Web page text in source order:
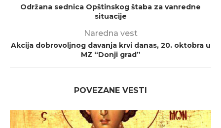
Održana sednica Opštinskog štaba za vanredne
situacije
Naredna vest
Akcija dobrovoljnog davanja krvi danas, 20. oktobra u
MZ “Donji grad”
POVEZANE VESTI